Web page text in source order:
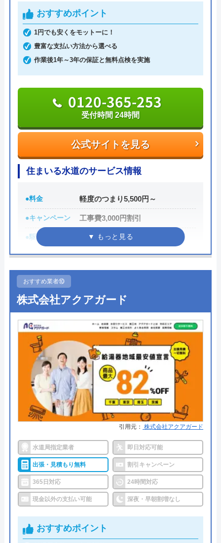
給湯器配管の漏水でお願いしました。現調の
時点で床下がびしょびしょにもかかわらず、
社長自ら泥だらけになりながら調査して頂き
ました。床下配管から新規外部露出配管への
感じられる方でした。本当にありがとうござ
Googleクチコミを見る
公式サイトを見る
株式会社アクアサービスのクチコ
ミ on
※クチコミの内容について
ただくことにしたら 床水浸し＆止水栓は元
あった状態よりも開き、タンクの水を受け止
める部分が水圧でタプタプになるような状態
で帰られました。 壊して帰らないでくださ
い。
Googleクチコミを見る
おすすめポイント
1円でも安くをモットーに！
豊富な支払い方法から選べる
作業後1年～3年の保証と無料点検を実施
公式サイトを見る
0120-365-253
受付時間 24時間
住まいる水道のサービス情報
●料金 軽度のつまり5,500円～
●キャンペーン 工事費3,000円割引
●駆けつけ時間
●受付時間 24時間
●定休日
●出張見積もり 出張・見積料金無料
●支払い方法
現金、お振込み、クレジットカー
ド、電子マネー決済、QR決済、コ
ンビニ払い（NP後払い）
●累計実績 ―
●保証・保険
作業後1年～3年の保証と無料点検
を実施
詳細は公式HPでご確認ください
住まいる水道は水道局指定工事店で、役所CMも放
映したりと安心できる水道修理業者です。
急なトイレ詰まりや水漏れにも24時間365日緊急対
見積もりの候補の一つとして利用しても良いと思い
ます。
おすすめ業者⑩
株式会社アクアガード
引用元： 株式会社アクアガード
水道局指定業者 即日対応可能
出張・見積もり無料 割引キャンペーン
365日対応 24時間対応
現金以外の支払い可能 深夜・早朝割増なし
おすすめポイント